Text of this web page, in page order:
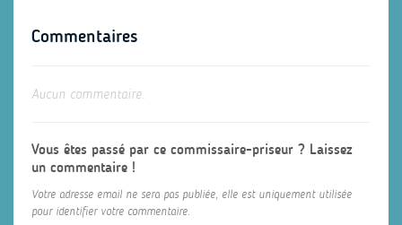
Commentaires
Aucun commentaire.
Vous êtes passé par ce commissaire-priseur ? Laissez
un commentaire !
Votre adresse email ne sera pas publiée, elle est uniquement utilisée
pour identifier votre commentaire.